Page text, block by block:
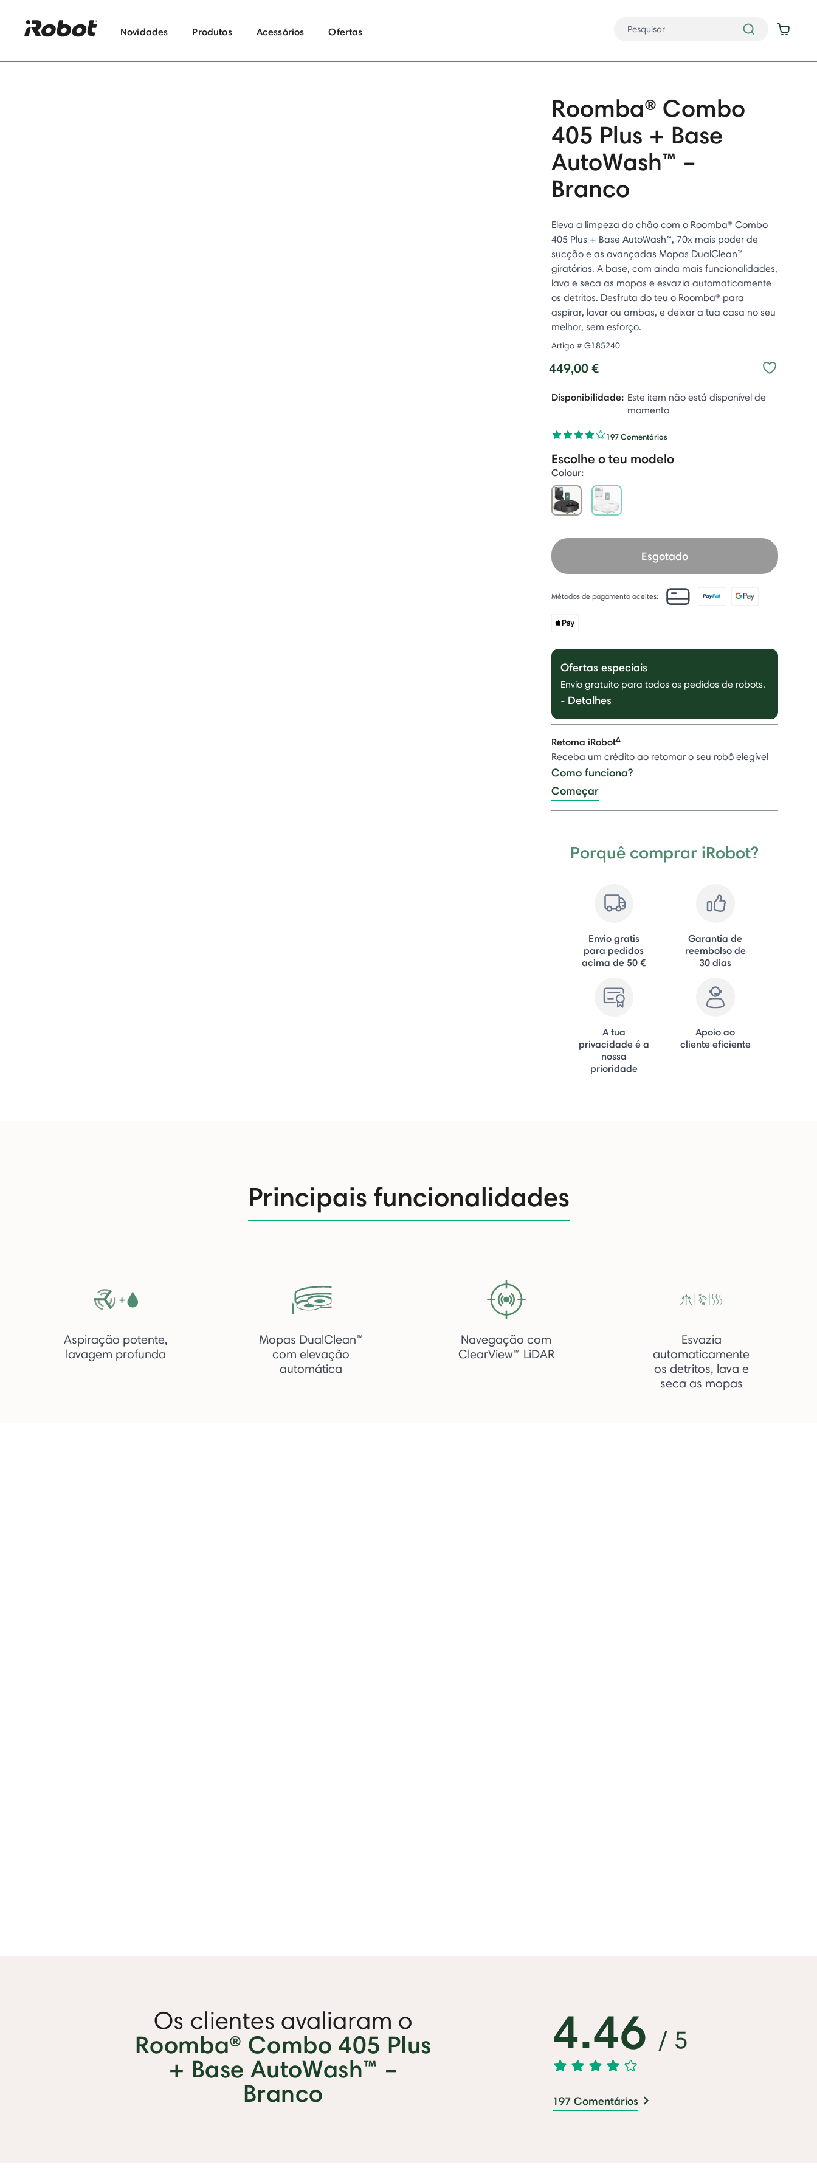
Novidades Produtos Acessórios Ofertas
Roomba® Combo
405 Plus + Base
AutoWash™ –
Branco
Eleva a limpeza do chão com o Roomba® Combo
405 Plus + Base AutoWash™, 70x mais poder de
sucção e as avançadas Mopas DualClean™
giratórias. A base, com ainda mais funcionalidades,
lava e seca as mopas e esvazia automaticamente
os detritos. Desfruta do teu o Roomba® para
aspirar, lavar ou ambas, e deixar a tua casa no seu
melhor, sem esforço.
Artigo # G185240
449,00 €
Disponibilidade: Este item não está disponível de
momento
197 Comentários
Escolhe o teu modelo
Colour:
Esgotado
Métodos de pagamento aceites:
Ofertas especiais
Envio gratuito para todos os pedidos de robots.
- Detalhes
Retoma iRobotΔ
Receba um crédito ao retomar o seu robô elegível
Como funciona?
Começar
Porquê comprar iRobot?
Envio gratis
para pedidos
acima de 50 €
Garantia de
reembolso de
30 dias
A tua
privacidade é a
nossa
prioridade
Apoio ao
cliente eficiente
Principais funcionalidades
Aspiração potente,
lavagem profunda
Mopas DualClean™
com elevação
automática
Navegação com
ClearView™ LiDAR
Esvazia
automaticamente
os detritos, lava e
seca as mopas
Os clientes avaliaram o
Roomba® Combo 405 Plus
+ Base AutoWash™ –
Branco
4.46 / 5
197 Comentários